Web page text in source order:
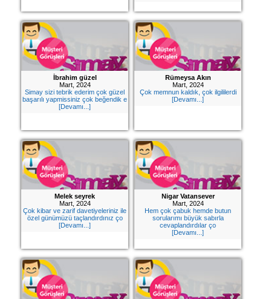
İbrahim güzel
Mart, 2024
Simay sizi tebrik ederim çok güzel
başarılı yapmissiniz çok beğendik e
[Devamı...]
Rümeysa Akın
Mart, 2024
Çok memnun kaldık, çok ilgililerdi
[Devamı...]
Melek seyrek
Mart, 2024
Çok kibar ve zarif davetiyeleriniz ile
özel günümüzü taçlandırdınız ço
[Devamı...]
Nigar Vatansever
Mart, 2024
Hem çok çabuk hemde butun
sorularımı büyük sabırla
cevaplandırdılar ço
[Devamı...]